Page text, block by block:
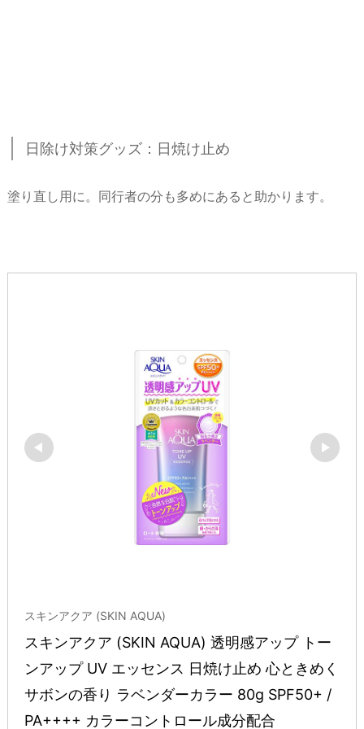
日除け対策グッズ：日焼け止め
塗り直し用に。同行者の分も多めにあると助かります。
スキンアクア (SKIN AQUA)
スキンアクア (SKIN AQUA) 透明感アップ トー
ンアップ UV エッセンス 日焼け止め 心ときめく
サボンの香り ラベンダーカラー 80g SPF50+ /
PA++++ カラーコントロール成分配合